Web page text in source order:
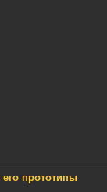
его прототипы